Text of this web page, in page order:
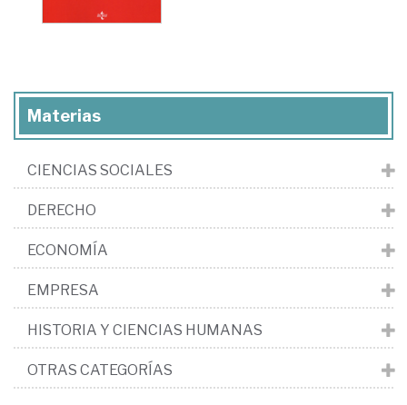
Materias
CIENCIAS SOCIALES
DERECHO
ECONOMÍA
EMPRESA
HISTORIA Y CIENCIAS HUMANAS
OTRAS CATEGORÍAS